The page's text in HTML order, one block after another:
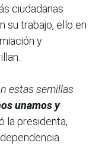
ciudadanas
su trabajo, ello en
y
estas semillas
unamos y
la presidenta,